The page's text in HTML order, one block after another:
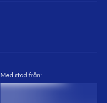
Med stöd från: